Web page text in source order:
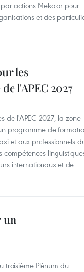
actions Mekolor pour
et des
les
l'APEC 2027
de l'APEC 2027, la zone
programme de
et aux professionnels
compétences
internationaux et de
un
troisième Plénum du